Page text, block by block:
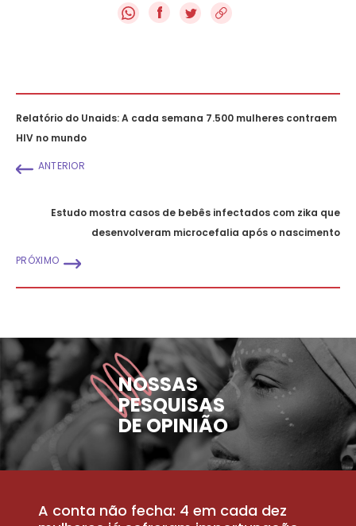
f
Relatório do Unaids: A cada semana 7.500 mulheres contraem
HIV no mundo
ANTERIOR
Estudo mostra casos de bebês infectados com zika que
desenvolveram microcefalia após o nascimento
PRÓXIMO
NOSSAS
PESQUISAS
DE OPINIÃO
A conta não fecha: 4 em cada dez